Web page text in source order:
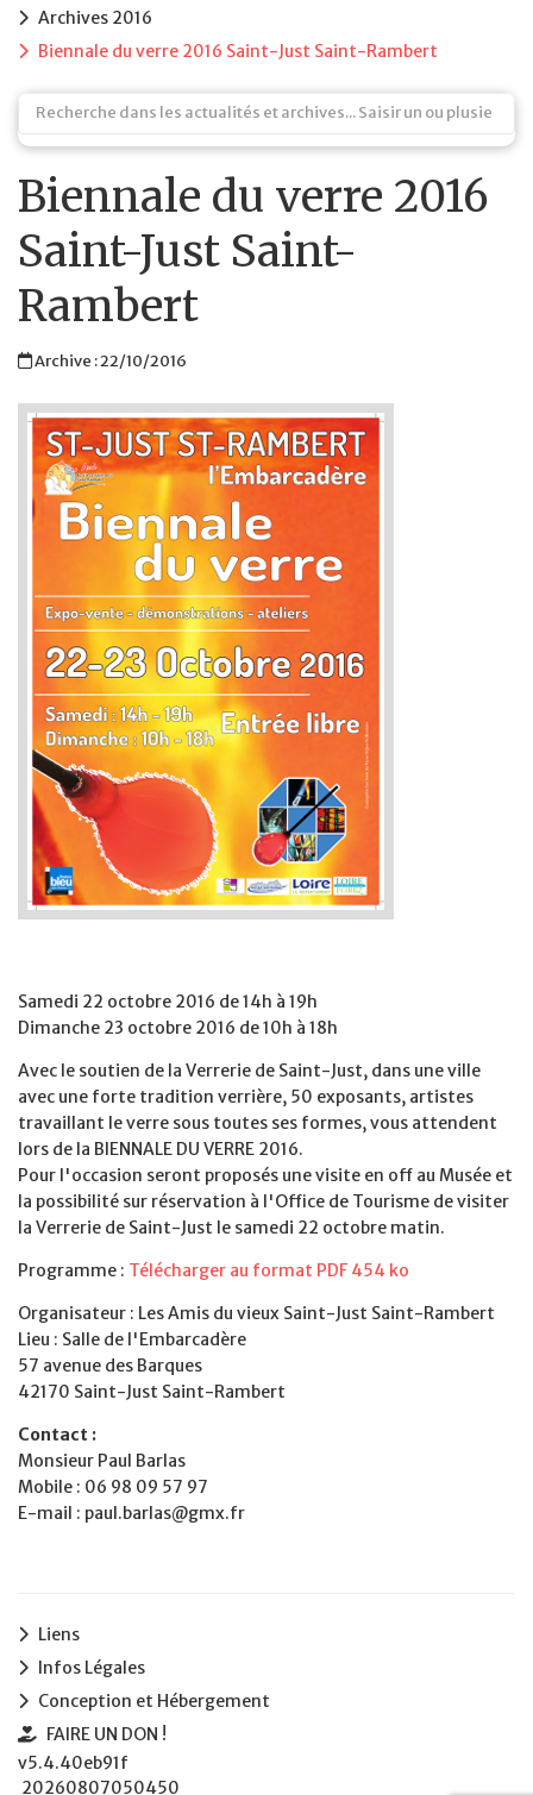
Archives 2016
Biennale du verre 2016 Saint-Just Saint-Rambert
Biennale du verre 2016
Saint-Just Saint-
Rambert
Archive : 22/10/2016
Samedi 22 octobre 2016 de 14h à 19h
Dimanche 23 octobre 2016 de 10h à 18h
Avec le soutien de la Verrerie de Saint-Just, dans une ville
avec une forte tradition verrière, 50 exposants, artistes
travaillant le verre sous toutes ses formes, vous attendent
lors de la BIENNALE DU VERRE 2016.
Pour l'occasion seront proposés une visite en off au Musée et
la possibilité sur réservation à l'Office de Tourisme de visiter
la Verrerie de Saint-Just le samedi 22 octobre matin.
Programme : Télécharger au format PDF 454 ko
Organisateur : Les Amis du vieux Saint-Just Saint-Rambert
Lieu : Salle de l'Embarcadère
57 avenue des Barques
42170 Saint-Just Saint-Rambert
Contact :
Monsieur Paul Barlas
Mobile : 06 98 09 57 97
E-mail : paul.barlas@gmx.fr
Liens
Infos Légales
Conception et Hébergement
FAIRE UN DON !
v5.4.40eb91f
20260807050450